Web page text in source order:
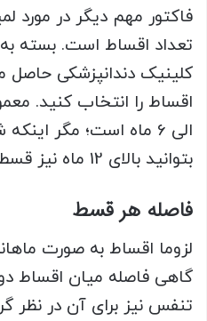
فاکتور مهم دیگر در مورد
تعداد اقساط است. بسته
کلینیک دندانپزشکی حاصل
الی 6 ماه است؛ مگر
بتوانید بالای 12 ماه نیز قسط پرداخت کنید.
فاصله هر قسط
لزوما اقساط به صورت
گاهی فاصله میان اقساط
تنفس نیز برای آن در نظر